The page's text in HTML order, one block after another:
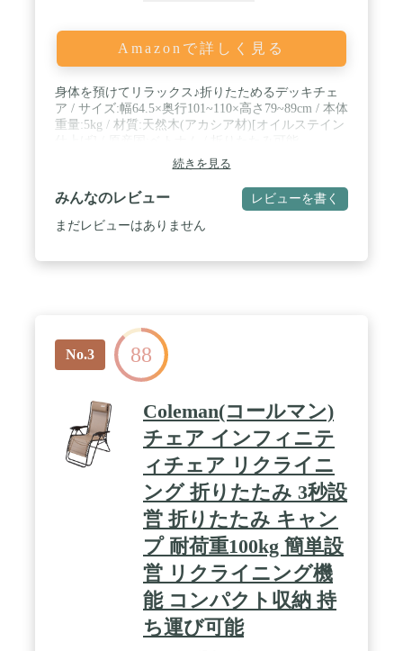
Amazonで詳しく見る
身体を預けてリラックス♪折りたためるデッキチェ
ア / サイズ:幅64.5×奥行101~110×高さ79~89cm / 本体
重量:5kg / 材質:天然木(アカシア材)[オイルステイン
続きを見る
みんなのレビュー レビューを書く
まだレビューはありません
No.3 88
Coleman(コールマン)
チェア インフィニテ
ィチェア リクライニ
ング 折りたたみ 3秒設
営 折りたたみ キャン
プ 耐荷重100kg 簡単設
営 リクライニング機
能 コンパクト収納 持
ち運び可能